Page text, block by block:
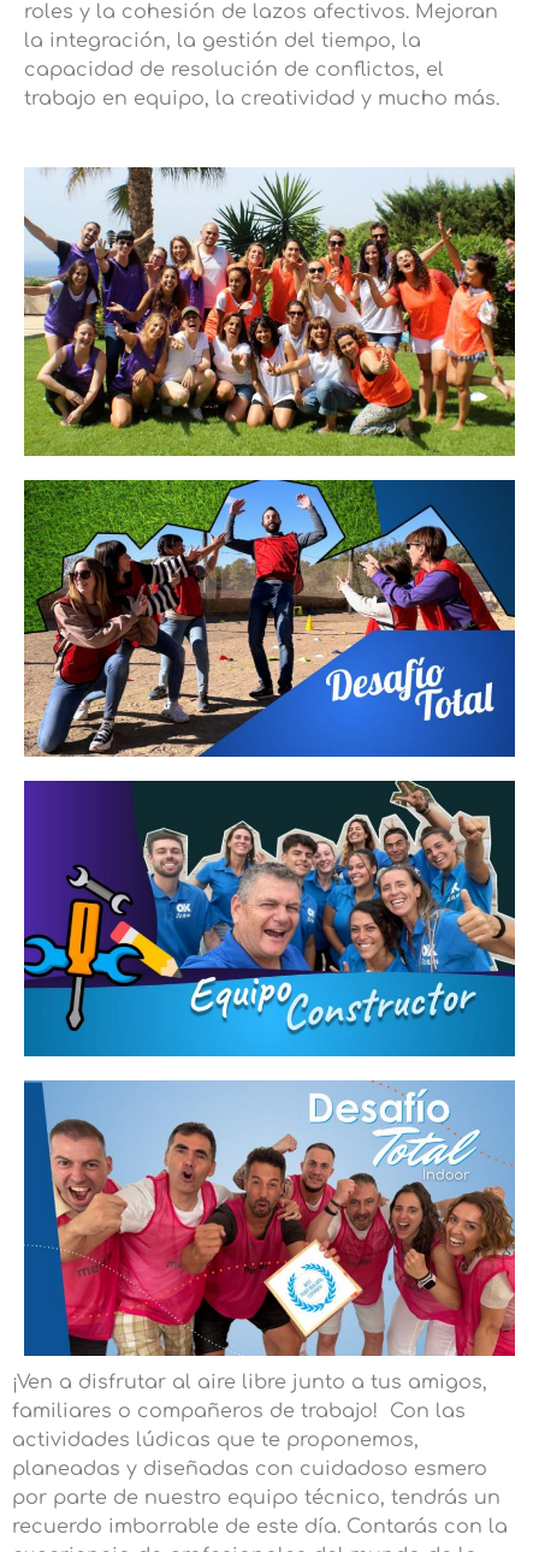
roles y la cohesión de lazos afectivos. Mejoran
la integración, la gestión del tiempo, la
capacidad de resolución de conflictos, el
trabajo en equipo, la creatividad y mucho más.
¡Ven a disfrutar al aire libre junto a tus amigos,
familiares o compañeros de trabajo! Con las
actividades lúdicas que te proponemos,
planeadas y diseñadas con cuidadoso esmero
por parte de nuestro equipo técnico, tendrás un
recuerdo imborrable de este día. Contarás con la